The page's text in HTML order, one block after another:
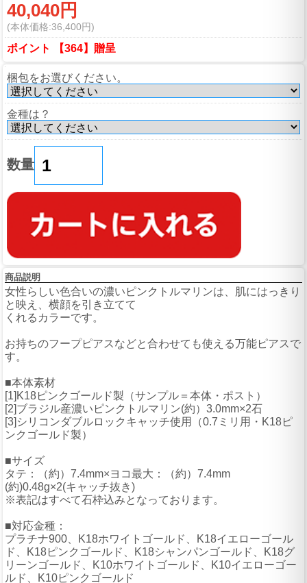
40,040円
(本体価格:36,400円)
ポイント 【364】贈呈
梱包をお選びください。
金種は？
数量
商品説明
女性らしい色合いの濃いピンクトルマリンは、肌にはっきり
と映え、横顔を引き立てて
くれるカラーです。
お持ちのフープピアスなどと合わせても使える万能ピアスで
す。
■本体素材
[1]K18ピンクゴールド製（サンプル＝本体・ポスト）
[2]ブラジル産濃いピンクトルマリン(約）3.0mm×2石
[3]シリコンダブルロックキャッチ使用（0.7ミリ用・K18ピ
ンクゴールド製）
■サイズ
タテ：（約）7.4mm×ヨコ最大：（約）7.4mm
(約)0.48g×2(キャッチ抜き)
※表記はすべて石枠込みとなっております。
■対応金種：
プラチナ900、K18ホワイトゴールド、K18イエローゴール
ド、K18ピンクゴールド、K18シャンパンゴールド、K18グ
リーンゴールド、K10ホワイトゴールド、K10イエローゴー
ルド、K10ピンクゴールド